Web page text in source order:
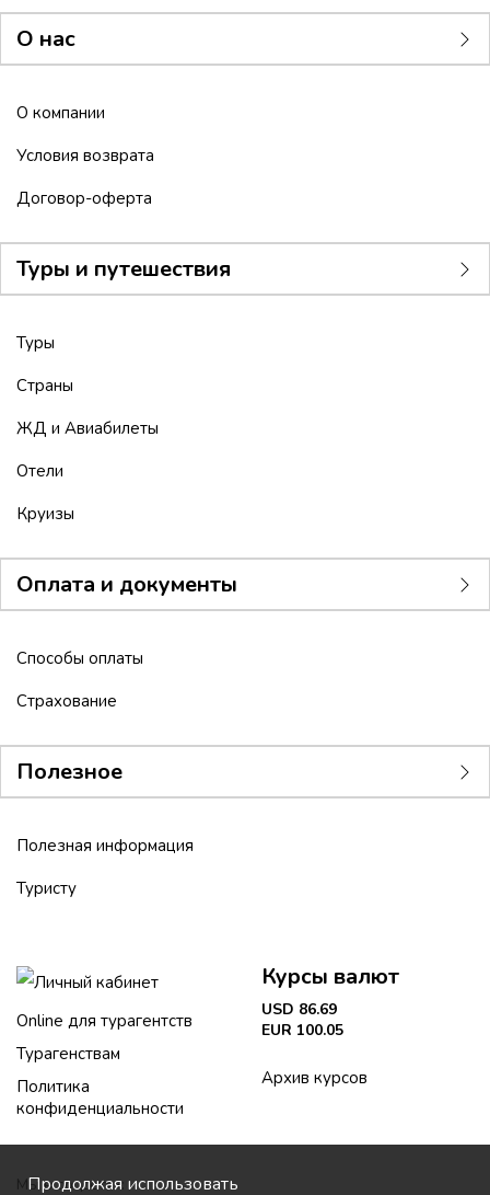
Продолжая использовать
О нас
О компании
Условия возврата
Договор-оферта
Туры и путешествия
Туры
Страны
ЖД и Авиабилеты
Отели
Круизы
Оплата и документы
Способы оплаты
Страхование
Полезное
Полезная информация
Туристу
Личный кабинет
Online для турагентств
Турагенствам
Политика
конфиденциальности
Курсы валют
USD 86.69
EUR 100.05
Архив курсов
Мы в соцсетях: